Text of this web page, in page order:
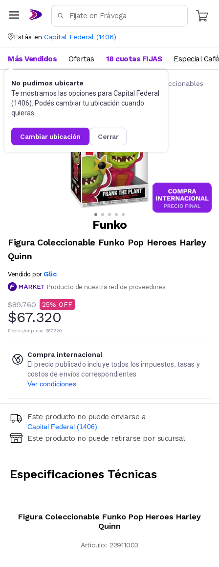
Estás en Capital Federal (1406)
No pudimos ubicarte
Te mostramos las opciones para Capital Federal
(1406). Podés cambiar tu ubicación cuando
quieras.
cambiar ubicación cerrar
Más Vendidos Ofertas 18 cuotas FIJAS Especial Café
Juguetes y Juegos Figuras de acción y coleccionables
Funko
Figura Coleccionable Funko Pop Heroes Harley
Quinn
Vendido por Glic
Producto de nuestra red de proveedores
$89.760 25
$67.320
Precio s/imp. nac. $67.320
Compra internacional
El precio publicado incluye todos los impuestos, tasas y
costos de envíos correspondientes
Ver condiciones
Este producto no puede enviarse a
Capital Federal (1406)
Ingresá código postal (sólo números)
Este producto no puede retirarse por sucursal
Especificaciones Técnicas
Figura Coleccionable Funko Pop Heroes Harley
Quinn
Artículo: 22911003